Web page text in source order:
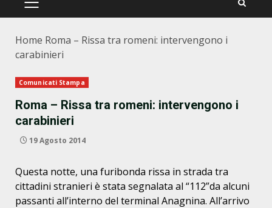
PRIMÄRES
Home Roma – Rissa tra romeni: intervengono i
carabinieri
Comunicati Stampa
Roma – Rissa tra romeni: intervengono i
carabinieri
19 Agosto 2014
Questa notte, una furibonda rissa in strada tra
cittadini stranieri è stata segnalata al “112”da alcuni
passanti all’interno del terminal Anagnina. All’arrivo